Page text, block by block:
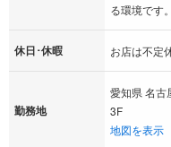
る環境です。
休日･休暇 お店は不定
勤務地
愛知県 名古
3F
地図を表示